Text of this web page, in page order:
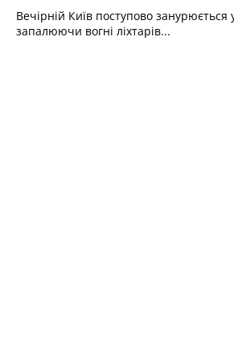
Вечірній Київ поступово занурюється
запалюючи вогні ліхтарів...